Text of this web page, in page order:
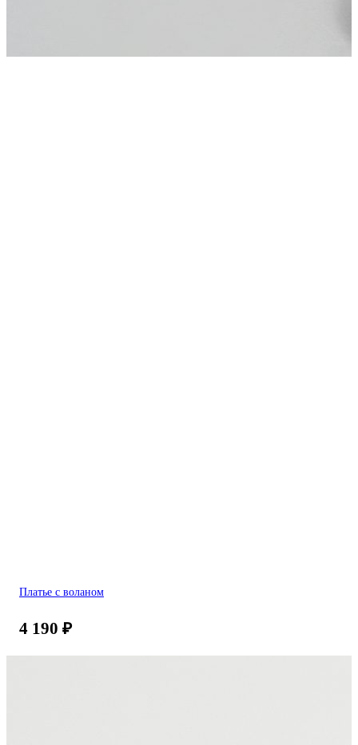
Платье с воланом
4 190 ₽